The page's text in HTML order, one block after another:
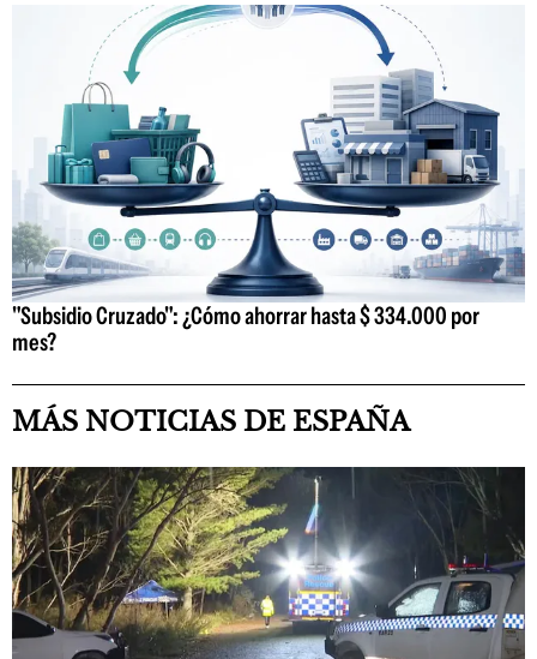
"Subsidio Cruzado": ¿Cómo ahorrar hasta $ 334.000 por
mes?
MÁS NOTICIAS DE ESPAÑA